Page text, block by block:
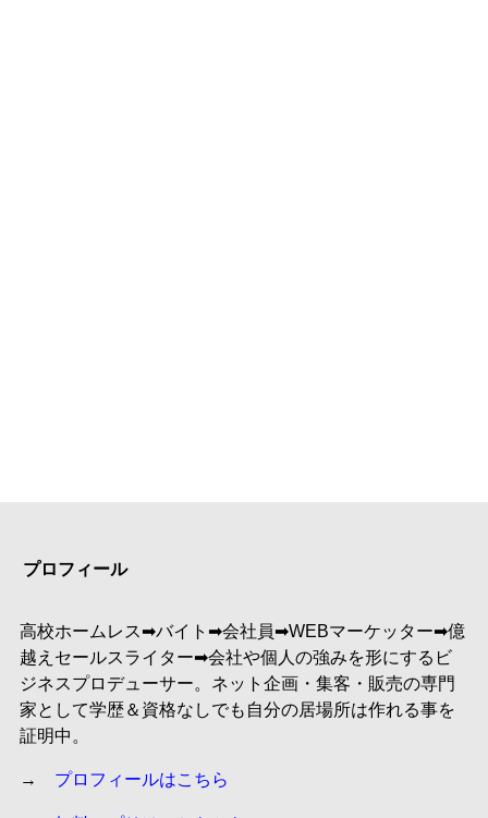
プロフィール
高校ホームレス➡︎バイト➡︎会社員➡︎WEBマーケッター➡︎億
越えセールスライター➡︎会社や個人の強みを形にするビ
ジネスプロデューサー。ネット企画・集客・販売の専門
家として学歴＆資格なしでも自分の居場所は作れる事を
証明中。
→ プロフィールはこちら